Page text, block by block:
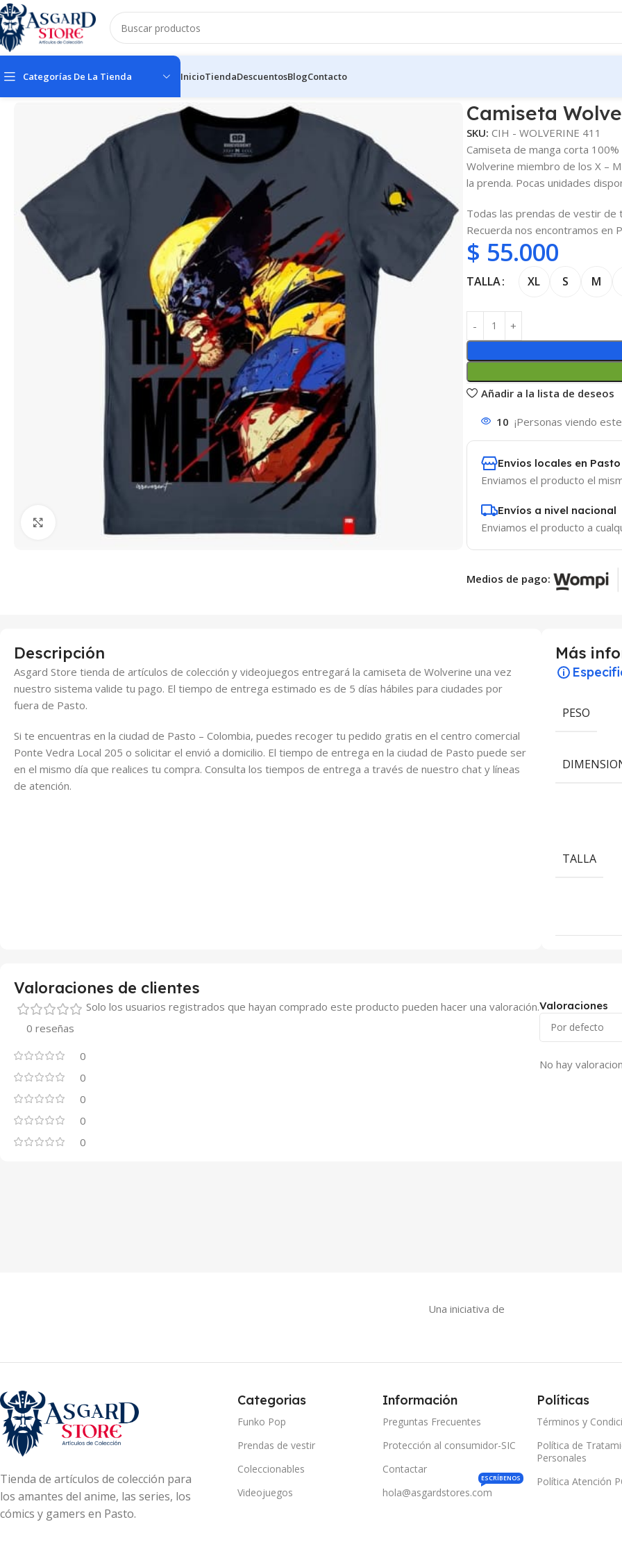
Categorías De La Tienda InicioTiendaDescuentosBlogContacto
Clic para ampliar
Camiseta
SKU: CIH - WOLVERINE 411
Camiseta de manga corta
Wolverine miembro de los X –
la prenda. Pocas unidades
Todas las prendas de vestir de
Recuerda nos encontramos en
$ 55.000
TALLA XL S M
Añadir a la lista de deseos
10 ¡Personas viendo
Envios locales en Pasto
Enviamos el producto el
Envíos a nivel nacional
Enviamos el producto a
Medios de pago:
Descripción
Asgard Store tienda de artículos de colección y videojuegos entregará la camiseta de Wolverine una vez
nuestro sistema valide tu pago. El tiempo de entrega estimado es de 5 días hábiles para ciudades por
fuera de Pasto.
Si te encuentras en la ciudad de Pasto – Colombia, puedes recoger tu pedido gratis en el centro comercial
Ponte Vedra Local 205 o solicitar el envió a domicilio. El tiempo de entrega en la ciudad de Pasto puede ser
en el mismo día que realices tu compra. Consulta los tiempos de entrega a través de nuestro chat y líneas
de atención.
Más
PESO
TALLA
Valoraciones de clientes
0 reseñas
0
0
0
0
0
Valoraciones
No hay
Solo los usuarios registrados que hayan comprado este producto pueden hacer una valoración.
Una iniciativa de
Tienda de artículos de colección para
los amantes del anime, las series, los
cómics y gamers en Pasto.
Categorias
Funko Pop
Prendas de vestir
Coleccionables
Videojuegos
Información
Preguntas Frecuentes
Protección al consumidor-SIC
Contactar
hola@asgardstores.com
ESCRÍBENOS
Políticas
Términos y
Política de
Personales
Política Atención